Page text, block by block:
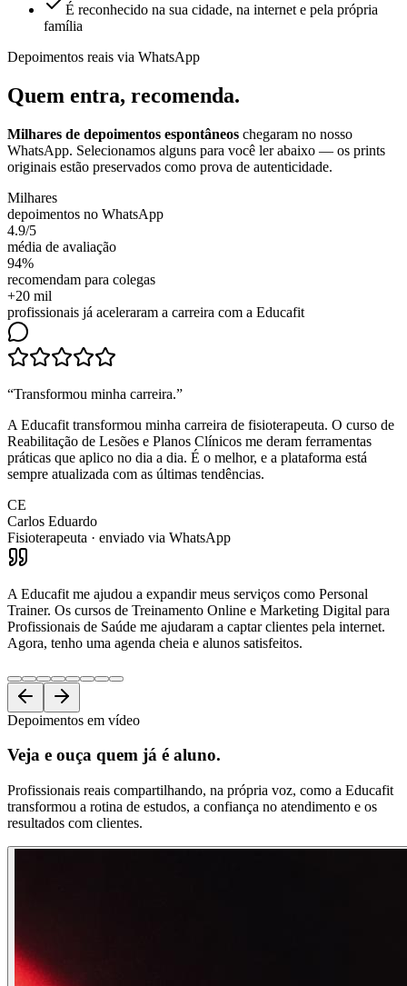
É reconhecido na sua cidade, na internet e pela própria
família
Depoimentos reais via WhatsApp
Quem entra, recomenda.
Milhares de depoimentos espontâneos chegaram no nosso
WhatsApp. Selecionamos alguns para você ler abaixo — os prints
originais estão preservados como prova de autenticidade.
Milhares
depoimentos no WhatsApp
4.9/5
média de avaliação
94%
recomendam para colegas
+20 mil
profissionais já aceleraram a carreira com a Educafit
“Transformou minha carreira.”
A Educafit transformou minha carreira de fisioterapeuta. O curso de
Reabilitação de Lesões e Planos Clínicos me deram ferramentas
práticas que aplico no dia a dia. É o melhor, e a plataforma está
sempre atualizada com as últimas tendências.
CE
Carlos Eduardo
Fisioterapeuta · enviado via WhatsApp
A Educafit me ajudou a expandir meus serviços como Personal
Trainer. Os cursos de Treinamento Online e Marketing Digital para
Profissionais de Saúde me ajudaram a captar clientes pela internet.
Agora, tenho uma agenda cheia e alunos satisfeitos.
Depoimentos em vídeo
Veja e ouça quem já é aluno.
Profissionais reais compartilhando, na própria voz, como a Educafit
transformou a rotina de estudos, a confiança no atendimento e os
resultados com clientes.